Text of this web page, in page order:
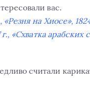
вас.
на Хиосе»,
«Схватка арабских
считали